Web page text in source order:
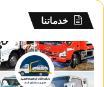
خدماتنا